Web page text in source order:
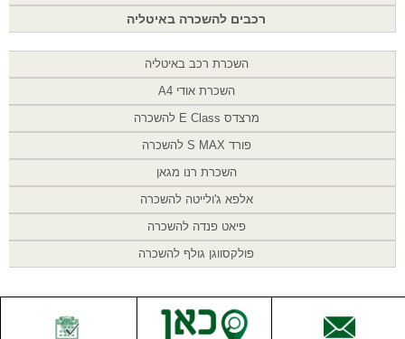
רכבים להשכרה באיטליה
השכרת רכב באיטליה
השכרת אודי A4
מרצדס E Class להשכרה
פורד S MAX להשכרה
השכרת רנו מגאן
אלפא ג'ולייטה להשכרה
פיאט פנדה להשכרה
פולקסווגן גולף להשכרה